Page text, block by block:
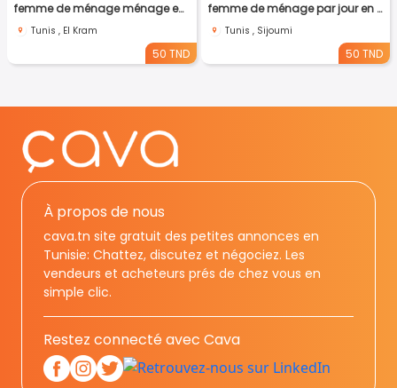
femme de ménage ménage en tunis
Tunis , El Kram
50 TND
femme de ménage par jour en tunis
Tunis , Sijoumi
50 TND
À propos de nous
cava.tn site gratuit des petites annonces en
Tunisie: Chattez, discutez et négociez. Les
vendeurs et acheteurs prés de chez vous en
simple clic.
Restez connecté avec Cava